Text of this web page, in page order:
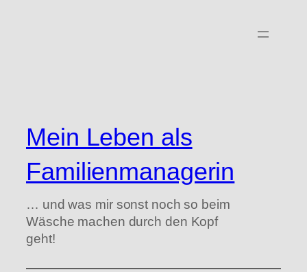
Mein Leben als
Familienmanagerin
… und was mir sonst noch so beim
Wäsche machen durch den Kopf
geht!